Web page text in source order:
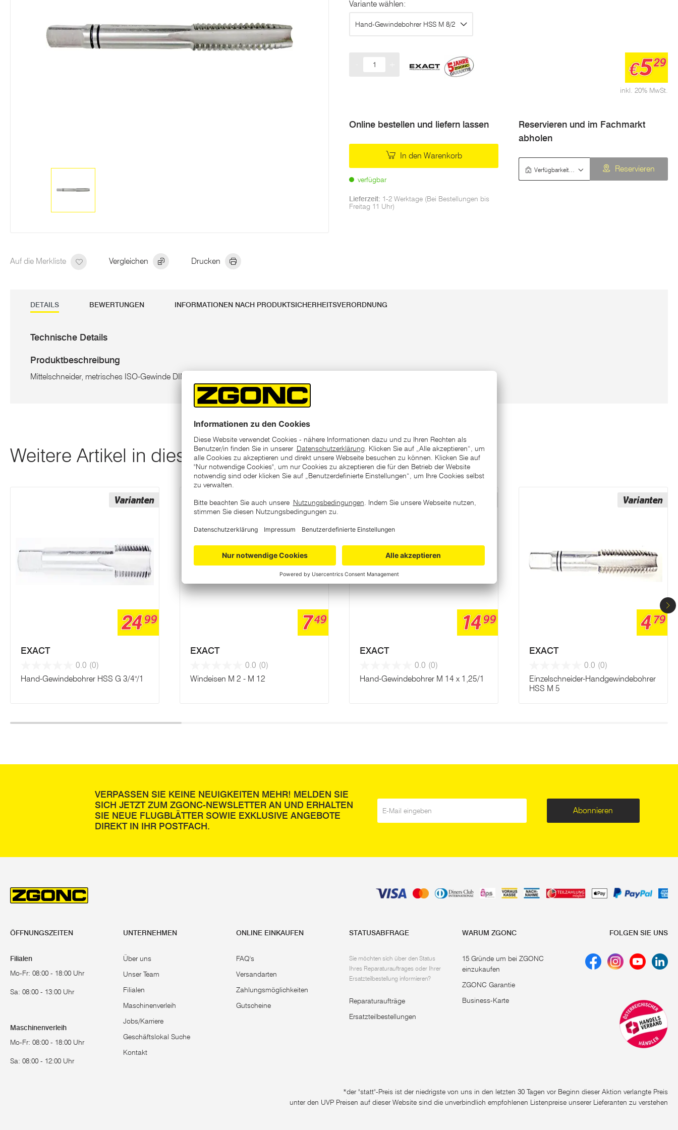
Auf die Merkliste Vergleichen Drucken
Variante wählen:
Hand-Gewindebohrer HSS M 8/2
inkl. 20% MwSt.
€529
Online bestellen und liefern lassen
In den Warenkorb
verfügbar
Lieferzeit: 1-2 Werktage (Bei Bestellungen bis
Freitag 11 Uhr)
Reservieren und im Fachmarkt
abholen
Reservieren
DETAILS BEWERTUNGEN INFORMATIONEN NACH PRODUKTSICHERHEITSVERORDNUNG
Technische Details
Produktbeschreibung
Mittelschneider, metrisches ISO-Gewinde DIN 13
Weitere Artikel in dieser Kategorie
Varianten
2499
EXACT
0.0 (0)
Hand-Gewindebohrer HSS G 3/4"/1
Varianten
749
EXACT
0.0 (0)
Windeisen M 2 - M 12
Varianten
1499
EXACT
0.0 (0)
Hand-Gewindebohrer M 14 x 1,25/1
Varianten
479
EXACT
0.0 (0)
Einzelschneider-Handgewindebohrer
HSS M 5
VERPASSEN SIE KEINE NEUIGKEITEN MEHR! MELDEN SIE
SICH JETZT ZUM ZGONC-NEWSLETTER AN UND ERHALTEN
SIE NEUE FLUGBLÄTTER SOWIE EXKLUSIVE ANGEBOTE
DIREKT IN IHR POSTFACH.
Abonnieren
ÖFFNUNGSZEITEN
Filialen
Mo-Fr: 08:00 - 18:00 Uhr
Sa: 08:00 - 13:00 Uhr
Maschinenverleih
Mo-Fr: 08:00 - 18:00 Uhr
Sa: 08:00 - 12:00 Uhr
UNTERNEHMEN
Über uns
Unser Team
Filialen
Maschinenverleih
Jobs/Karriere
Geschäftslokal Suche
Kontakt
ONLINE EINKAUFEN
FAQ's
Versandarten
Zahlungsmöglichkeiten
Gutscheine
STATUSABFRAGE
Sie möchten sich über den Status
Ihres Reparaturauftrages oder Ihrer
Ersatzteilbestellung informieren?
Reparaturaufträge
Ersatzteilbestellungen
WARUM ZGONC
15 Gründe um bei ZGONC
einzukaufen
ZGONC Garantie
Business-Karte
FOLGEN SIE UNS
*der "statt"-Preis ist der niedrigste von uns in den letzten 30 Tagen vor Beginn dieser Aktion verlangte Preis
unter den UVP Preisen auf dieser Website sind die unverbindlich empfohlenen Listenpreise unserer Lieferanten zu verstehen